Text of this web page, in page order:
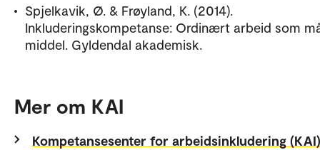
Spjelkavik, Ø. & Frøyland, K. (2014).
Inkluderingskompetanse: Ordinært arbeid som
middel. Gyldendal akademisk.
Mer om KAI
Kompetansesenter for arbeidsinkludering (KAI)